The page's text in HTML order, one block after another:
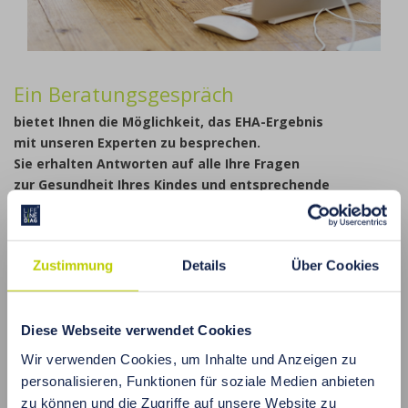
Zustimmung Details Über Cookies
Diese Webseite verwendet Cookies
Wir verwenden Cookies, um Inhalte und Anzeigen zu
personalisieren, Funktionen für soziale Medien anbieten
zu können und die Zugriffe auf unsere Website zu
Ein Beratungsgespräch
bietet Ihnen die Möglichkeit, das EHA-Ergebnis
mit unseren Experten zu besprechen.
Sie erhalten Antworten auf alle Ihre Fragen
zur Gesundheit Ihres Kindes und entsprechende
Ernährungsempfehlungen.
Termin für ein Beratungsgespräch.
Was Sie wissen sollten:
Skype/WhatsApp.
Wenn Sie sich für ein Beratungsgespräch
entscheiden, stimmen Sie dem Weiterleiten Ihres
EHA-Ergebnisses an unseren Experten zu, was eine